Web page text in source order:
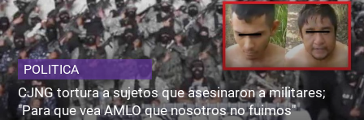
POLITICA
CJNG tortura a sujetos que asesinaron a militares;
"Para que vea AMLO que nosotros no fuimos"